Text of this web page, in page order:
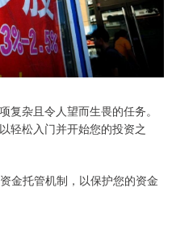
复杂且令人望而生畏的任务。
轻松入门并开始您的投资之
金托管机制，以保护您的资金